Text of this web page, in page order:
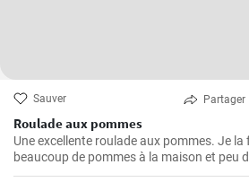
Sauver Partager
Roulade aux pommes
Une excellente roulade aux pommes. Je
beaucoup de pommes à la maison et peu
rapide et facile qui plait toujours.